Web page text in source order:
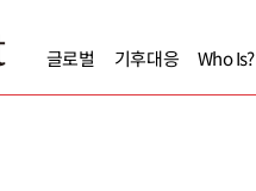
글로벌 기후대응 Who Is?